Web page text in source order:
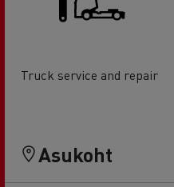
Truck service and repair
Asukoht